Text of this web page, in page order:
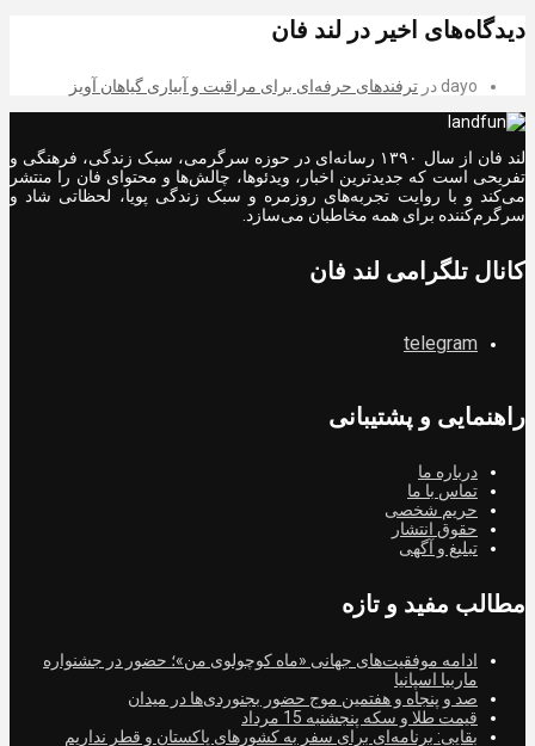
دیدگاه‌های اخیر در لند فان
dayo در ترفندهای حرفه‌ای برای مراقبت و آبیاری گیاهان آویز
لند فان از سال ۱۳۹۰ رسانه‌ای در حوزه سرگرمی، سبک زندگی، فرهنگی و
تفریحی است که جدیدترین اخبار، ویدئوها، چالش‌ها و محتوای فان را منتشر
می‌کند و با روایت تجربه‌های روزمره و سبک زندگی پویا، لحظاتی شاد و
سرگرم‌کننده برای همه مخاطبان می‌سازد.
کانال تلگرامی لند فان
telegram
راهنمایی و پشتیبانی
درباره ما
تماس با ما
حریم شخصی
حقوق انتشار
تبلیغ و آگهی
مطالب مفید و تازه
ادامه موفقیت‌های جهانی «ماه کوچولوی من»؛ حضور در جشنواره
ماربیا اسپانیا
صد و پنجاه و هفتمین موج حضور بجنوردی‌ها در میدان
قیمت طلا و سکه پنجشنبه 15 مرداد
بقایی: برنامه‌ای برای سفر به کشورهای پاکستان و قطر نداریم